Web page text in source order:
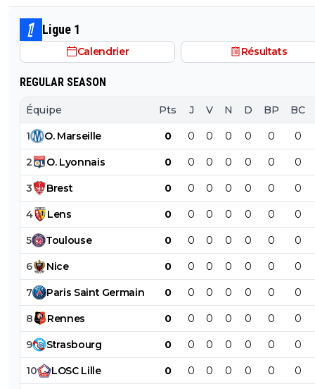
Ligue 1
Calendrier Résultats
REGULAR SEASON
Équipe Pts J V N D BP BC
1 O. Marseille 0 0 0 0 0 0 0
2 O. Lyonnais 0 0 0 0 0 0 0
3 Brest 0 0 0 0 0 0 0
4 Lens 0 0 0 0 0 0 0
5 Toulouse 0 0 0 0 0 0 0
6 Nice 0 0 0 0 0 0 0
7 Paris Saint Germain 0 0 0 0 0 0 0
8 Rennes 0 0 0 0 0 0 0
9 Strasbourg 0 0 0 0 0 0 0
10 LOSC Lille 0 0 0 0 0 0 0